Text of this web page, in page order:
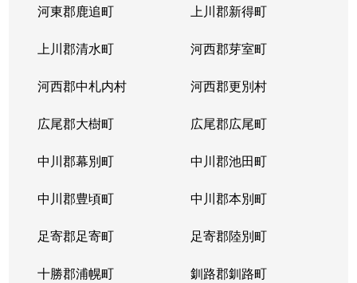
河東郡鹿追町 上川郡新得町
上川郡清水町 河西郡芽室町
河西郡中札内村 河西郡更別村
広尾郡大樹町 広尾郡広尾町
中川郡幕別町 中川郡池田町
中川郡豊頃町 中川郡本別町
足寄郡足寄町 足寄郡陸別町
十勝郡浦幌町 釧路郡釧路町